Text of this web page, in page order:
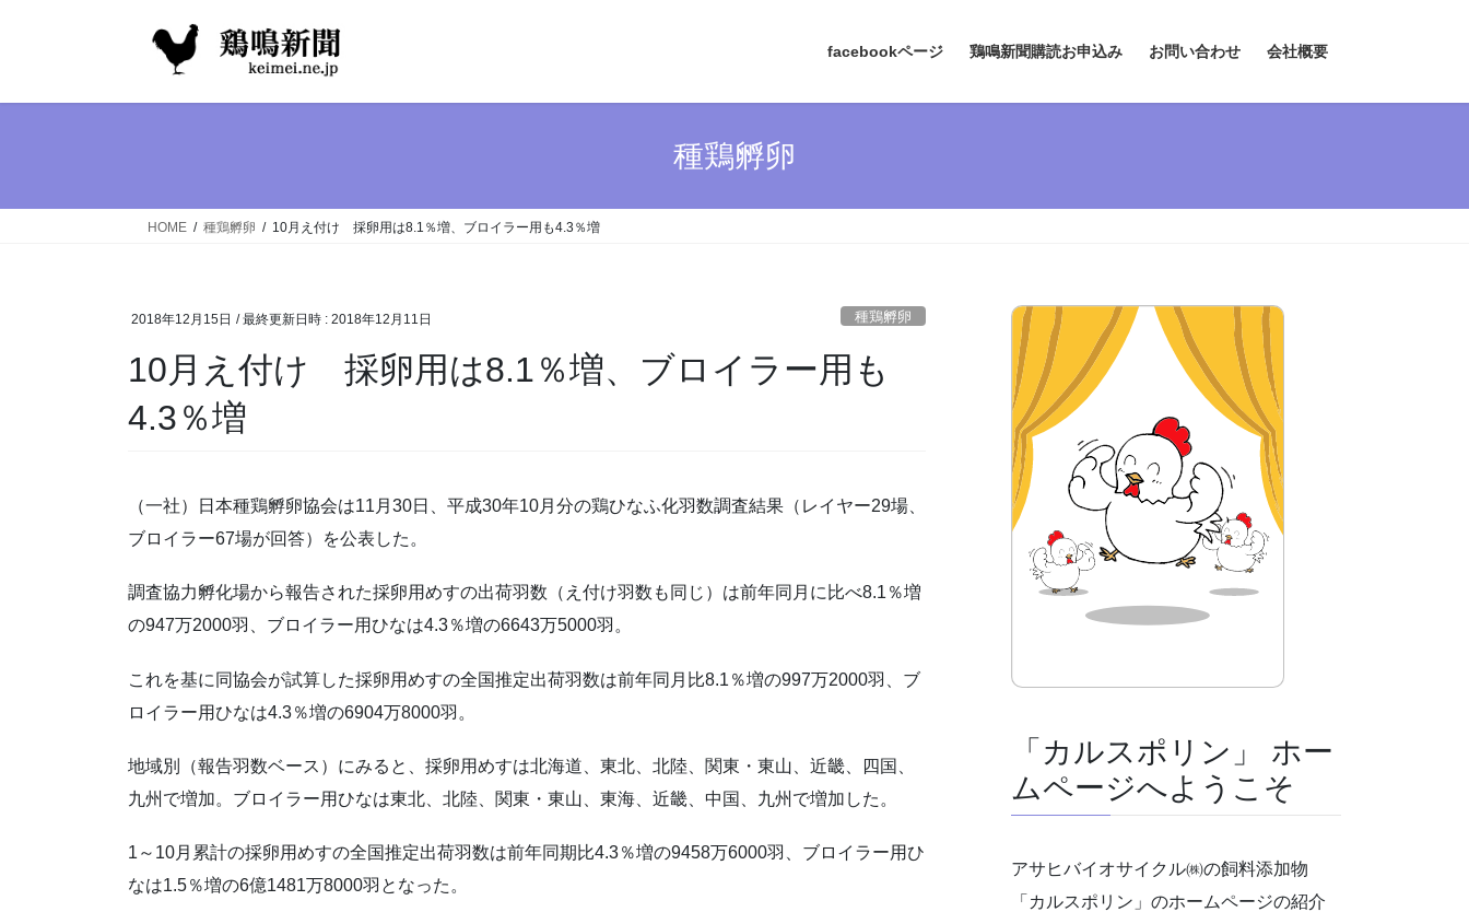
facebookページ 鶏鳴新聞購読お申込み お問い合わせ 会社概要
種鶏孵卵
HOME 種鶏孵卵 10月え付け 採卵用は8.1％増、ブロイラー用も4.3％増
2018年12月15日 / 最終更新日時 : 2018年12月11日 種鶏孵卵
10月え付け 採卵用は8.1％増、ブロイラー用も
4.3％増
（一社）日本種鶏孵卵協会は11月30日、平成30年10月分の鶏ひなふ化羽数調査結果（レイヤー29場、
ブロイラー67場が回答）を公表した。
調査協力孵化場から報告された採卵用めすの出荷羽数（え付け羽数も同じ）は前年同月に比べ8.1％増
の947万2000羽、ブロイラー用ひなは4.3％増の6643万5000羽。
これを基に同協会が試算した採卵用めすの全国推定出荷羽数は前年同月比8.1％増の997万2000羽、ブ
ロイラー用ひなは4.3％増の6904万8000羽。
地域別（報告羽数ベース）にみると、採卵用めすは北海道、東北、北陸、関東・東山、近畿、四国、
九州で増加。ブロイラー用ひなは東北、北陸、関東・東山、東海、近畿、中国、九州で増加した。
1～10月累計の採卵用めすの全国推定出荷羽数は前年同期比4.3％増の9458万6000羽、ブロイラー用ひ
なは1.5％増の6億1481万8000羽となった。
「カルスポリン」 ホー
ムページへようこそ
アサヒバイオサイクル㈱の飼料添加物
「カルスポリン」のホームページの紹介